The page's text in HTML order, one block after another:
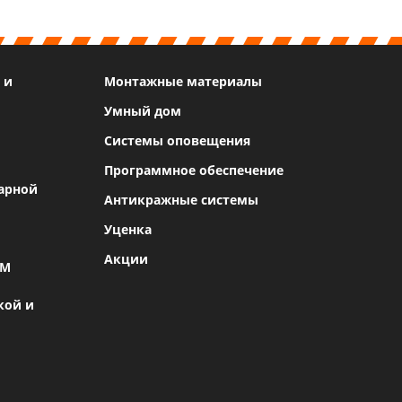
и
и
Монтажные материалы
Умный дом
Системы оповещения
Программное обеспечение
Антикражные системы
Уценка
Акции